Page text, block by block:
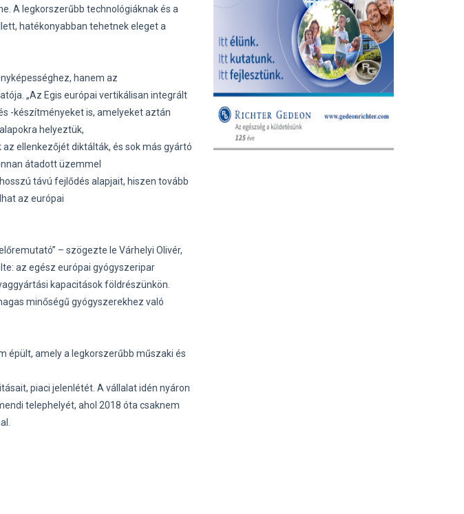
A legkorszerűbb technológiáknak és a
hatékonyabban tehetnek eleget a
hanem az
„Az Egis európai vertikálisan integrált
-készítményeket is, amelyeket aztán
helyeztük,
ellenkezőjét diktálták, és sok más gyártó
átadott üzemmel
távú fejlődés alapjait, hiszen tovább
az európai
– szögezte le Várhelyi Olivér,
az egész európai gyógyszeripar
kapacitások földrészünkön.
minőségű gyógyszerekhez való
épült, amely a legkorszerűbb műszaki és
piaci jelenlétét. A vállalat idén nyáron
telephelyét, ahol 2018 óta csaknem